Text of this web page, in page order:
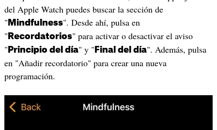
del Apple Watch puedes buscar la sección de
" Mindfulness". Desde ahí, pulsa en
" Recordatorios" para activar o desactivar el aviso
" Principio del día" y " Final del día". Además, pulsa
en "Añadir recordatorio" para crear una nueva
programación.